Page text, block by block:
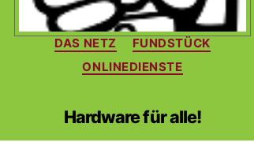
Kategorien
DAS NETZ
FUNDSTÜCK
ONLINEDIENSTE
Hardware für alle!